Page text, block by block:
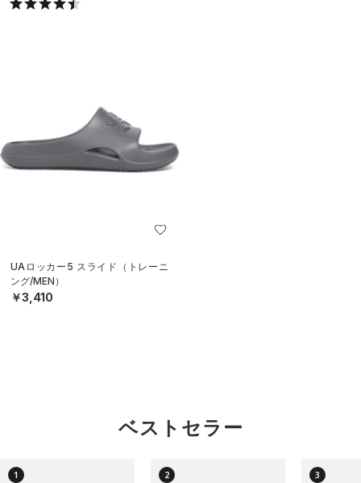
UAロッカー5 スライド（トレーニ
ング/MEN）
￥3,410
ベストセラー
1 2 3